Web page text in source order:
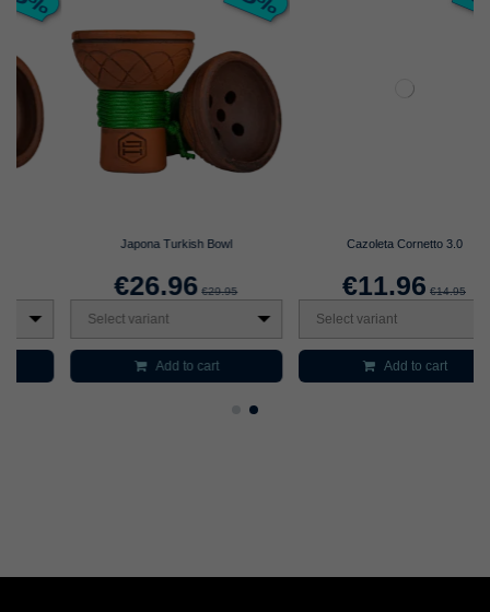
Japona Turkish Bowl
€26.96 €29.95
Select variant
Add to cart
Cazoleta Cornetto 3.0
€11.96 €14.95
Select variant
Add to cart